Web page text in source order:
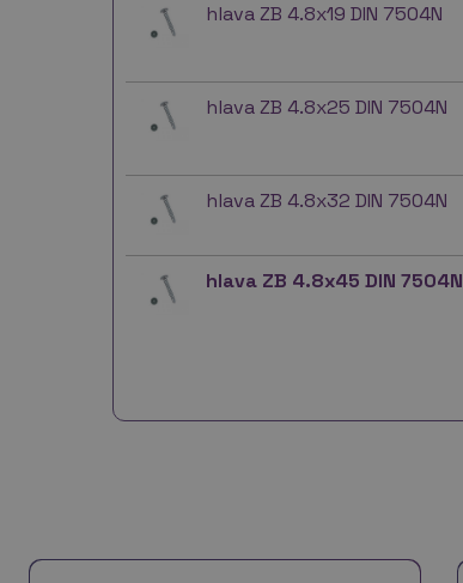
hlava ZB 4.8x19 DIN 7504N
hlava ZB 4.8x25 DIN 7504N
hlava ZB 4.8x32 DIN 7504N
hlava ZB 4.8x45 DIN 7504N